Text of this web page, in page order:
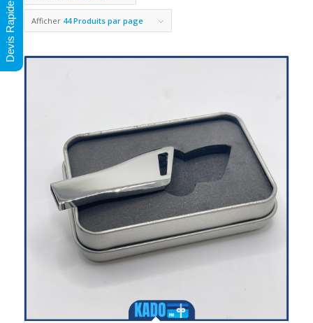
Afficher 44 Produits par page
Devis Rapide